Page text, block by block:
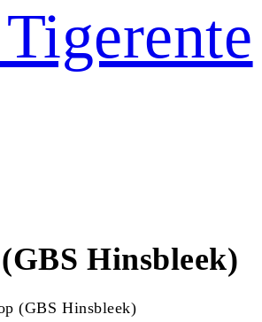
Hinsbleek)
(GBS Hinsbleek)